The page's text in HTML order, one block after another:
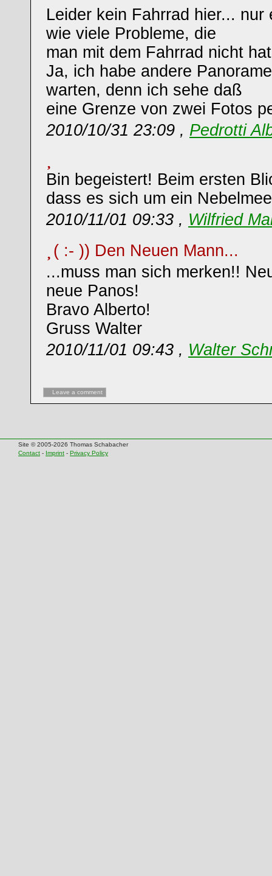
Leider kein Fahrrad hier... nur
wie viele Probleme, die
man mit dem Fahrrad nicht
Ja, ich habe andere
warten, denn ich sehe daß
eine Grenze von zwei Fotos
2010/10/31 23:09 , Pedrotti
Bin begeistert! Beim ersten
dass es sich um ein
2010/11/01 09:33 , Wilfried
( :- )) Den Neuen Mann...
...muss man sich merken!!
neue Panos!
Bravo Alberto!
Gruss Walter
2010/11/01 09:43 , Walter
Leave a comment
Site © 2005-2026 Thomas Schabacher
Contact - Imprint - Privacy Policy